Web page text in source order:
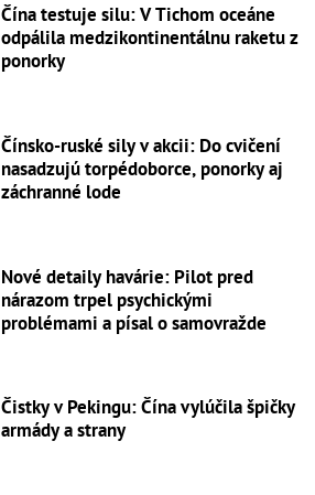
Čína testuje silu: V Tichom oceáne
odpálila medzikontinentálnu raketu z
ponorky
Čínsko-ruské sily v akcii: Do cvičení
nasadzujú torpédoborce, ponorky aj
záchranné lode
Nové detaily havárie: Pilot pred
nárazom trpel psychickými
problémami a písal o samovražde
Čistky v Pekingu: Čína vylúčila špičky
armády a strany